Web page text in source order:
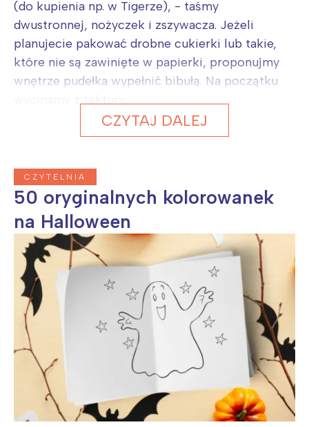
(do kupienia np. w Tigerze), - taśmy
dwustronnej, nożyczek i zszywacza. Jeżeli
planujecie pakować drobne cukierki lub takie,
które nie są zawinięte w papierki, proponujmy
wnętrze pudełka wypełnić bibułą. Na początku
CZYTAJ DALEJ
CZYTELNIA
50 oryginalnych kolorowanek
na Halloween